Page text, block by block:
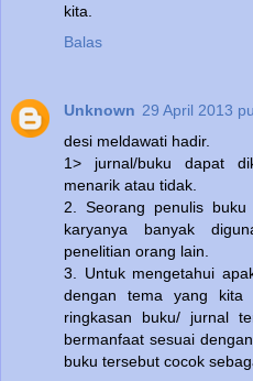
kita.
Balas
Unknown 29 April 2013
desi meldawati hadir.
1> jurnal/buku dapat
menarik atau tidak.
2. Seorang penulis
karyanya banyak
penelitian orang lain.
3. Untuk mengetahui
dengan tema yang kita
ringkasan buku/ jurnal
bermanfaat sesuai
buku tersebut cocok